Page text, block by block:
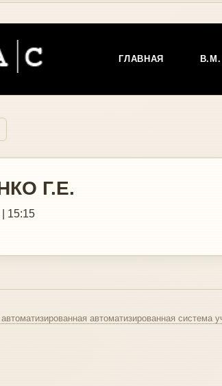
ГЛАВНАЯ
Г.Е.
15:15
автоматизированная система